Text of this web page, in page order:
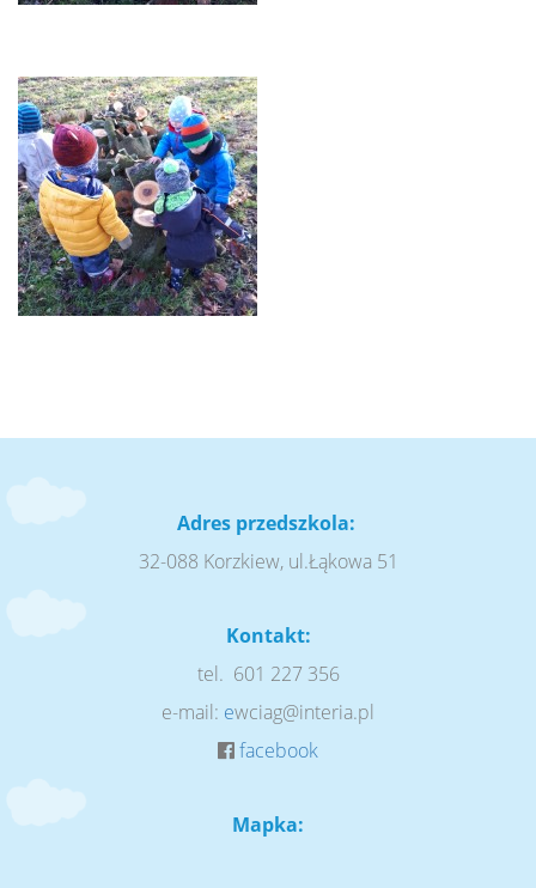
Adres przedszkola:
32-088 Korzkiew, ul.Łąkowa 51
Kontakt:
tel. 601 227 356
e-mail: ewciag@interia.pl
facebook
Mapka: